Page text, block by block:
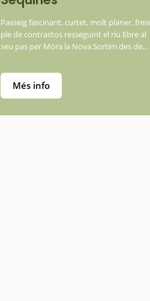
Passeig fascinant, curtet, molt planer,
ple de contrastos resseguint el riu Ebre al
seu pas per Móra la Nova.Sortim des de
amb el riu Ebre a la dreta, durant…
Més info